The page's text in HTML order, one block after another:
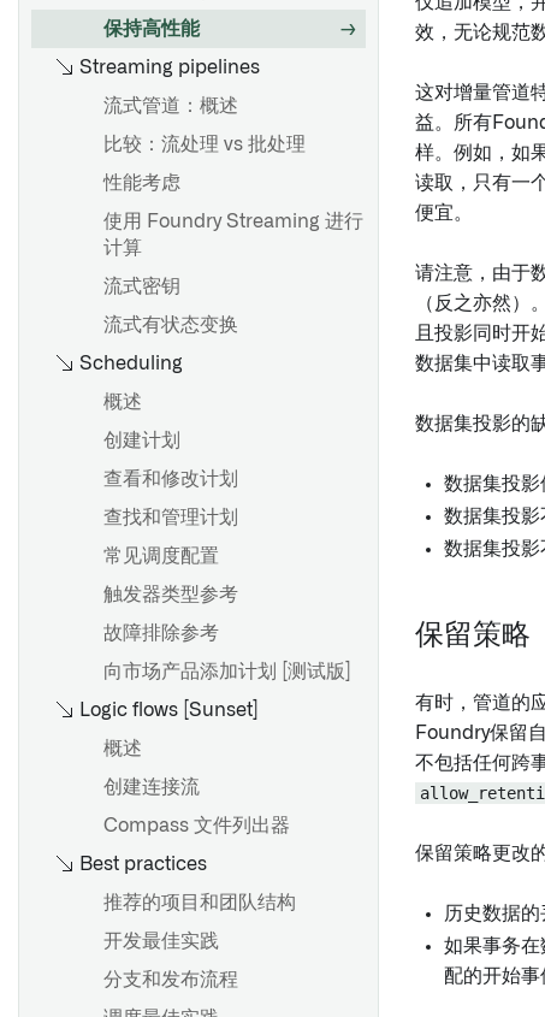
SAP 对象类型
动态筛选
从SAP提取长文本
配置自定义授权和角色管理
BEx 查询
提取器
函数
事务代码和报告提取
从SAP导入HANA视图
用户归属的 SAP 数据输出与
保持高性能
Streaming pipelines
流式管道：概述
比较：流处理 vs 批处理
性能考虑
使用 Foundry Streaming 进行
计算
流式密钥
流式有状态变换
Scheduling
概述
创建计划
查看和修改计划
查找和管理计划
常见调度配置
触发器类型参考
故障排除参考
向市场产品添加计划 [测试版]
Logic flows [Sunset]
概述
创建连接流
Compass 文件列出器
Best practices
推荐的项目和团队结构
开发最佳实践
分支和发布流程
效，无论规范
这对增量管道
益。所有
样。例如，如
读取，只有一
便宜。
请注意，由于
（反之亦然）
且投影同时开
数据集中读取
数据集投影的
数据集投影
数据集投影
数据集投影
保留策略
有时，管道的
Foundry保留
不包括任何跨
保留策略更改
历史数据的
如果事务
配的开始事